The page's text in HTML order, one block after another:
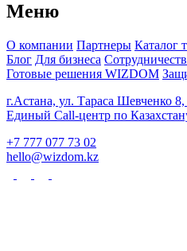
Меню
О компании Партнеры Каталог
Блог Для бизнеса
Готовые решения WIZDOM
г.Астана, ул. Тараса Шевченко
Единый Call-центр по
+7 777 077 73 02
hello@wizdom.kz